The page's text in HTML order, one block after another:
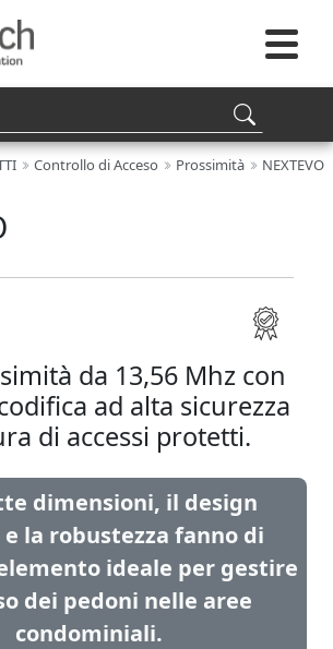
Controllo di Acceso Prossimità NEXTEVO
da 13,56 Mhz con
ad alta sicurezza
di accessi protetti.
dimensioni, il design
la robustezza fanno di
ideale per gestire
dei pedoni nelle aree
condominiali.